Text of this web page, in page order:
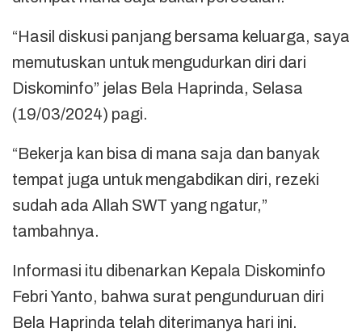
“Hasil diskusi panjang bersama keluarga, saya
memutuskan untuk mengudurkan diri dari
Diskominfo” jelas Bela Haprinda, Selasa
(19/03/2024) pagi.
“Bekerja kan bisa di mana saja dan banyak
tempat juga untuk mengabdikan diri, rezeki
sudah ada Allah SWT yang ngatur,”
tambahnya.
Informasi itu dibenarkan Kepala Diskominfo
Febri Yanto, bahwa surat pengunduruan diri
Bela Haprinda telah diterimanya hari ini.